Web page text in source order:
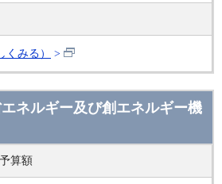
みる）
ネルギー及び創エネルギー機
予算額